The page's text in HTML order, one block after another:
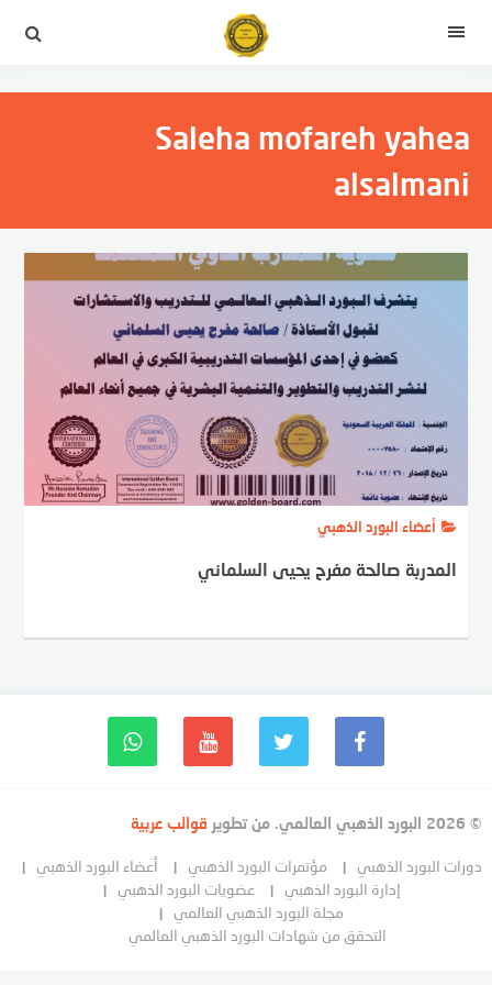
Saleha mofareh yahea
alsalmani
أعضاء البورد الذهبي
المدربة صالحة مفرح يحيى السلماني
© 2026 البورد الذهبي العالمي. من تطوير قوالب عربية
دورات البورد الذهبي مؤتمرات البورد الذهبي
أعضاء البورد الذهبي
إدارة البورد الذهبي
عضويات البورد الذهبي
مجلة البورد الذهبي العالمي
التحقق من شهادات البورد الذهبي العالمي